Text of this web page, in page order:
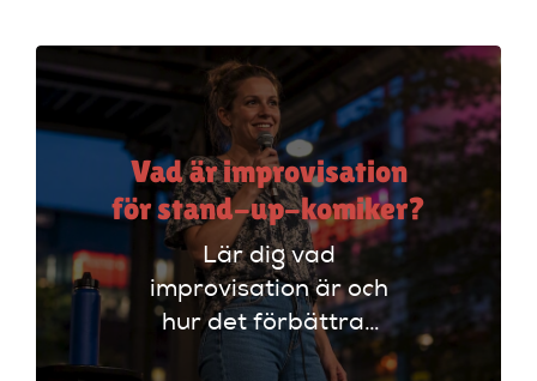
Vad är improvisation
för stand-up-komiker?
Lär dig vad
improvisation är och
hur det förbättrar
din stand-up!